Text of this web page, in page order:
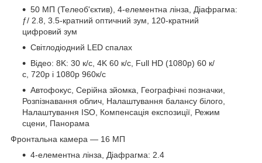
50 МП (Телеоб'єктив), 4-елементна лінза, Діафрагма:
ƒ/ 2.8, 3.5-кратний оптичний зум, 120-кратний
цифровий зум
Світлодіодний LED спалах
Відео: 8K: 30 к/с, 4K 60 к/с, Full HD (1080p) 60 к/
с, 720р і 1080р 960к/с
Автофокус, Серійна зйомка, Географічні позначки,
Розпізнавання облич, Налаштування балансу білого,
Налаштування ISO, Компенсація експозиції, Режим
сцени, Панорама
Фронтальна камера — 16 МП
4-елементна лінза, Діафрагма: 2.4